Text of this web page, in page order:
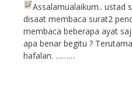
Assalamualaikum.. ustad
disaat membaca surat2
membaca beberapa ayat
apa benar begitu ?
hafalan. ………